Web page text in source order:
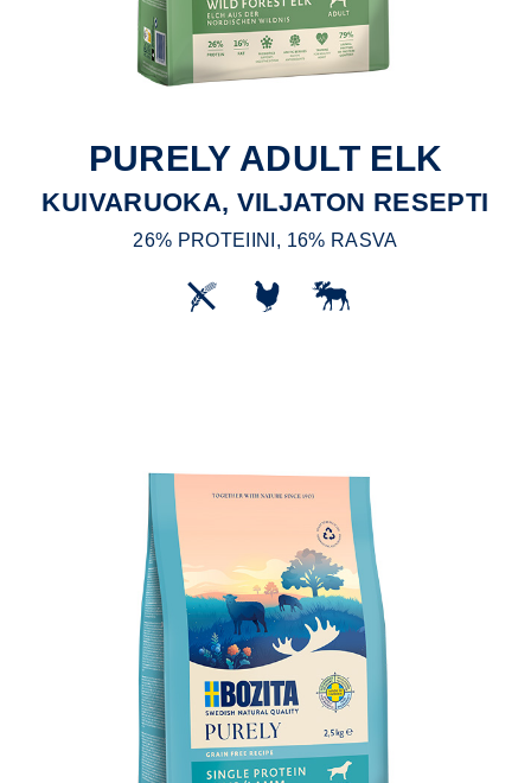
PURELY ADULT ELK
KUIVARUOKA, VILJATON RESEPTI
26% PROTEIINI, 16% RASVA